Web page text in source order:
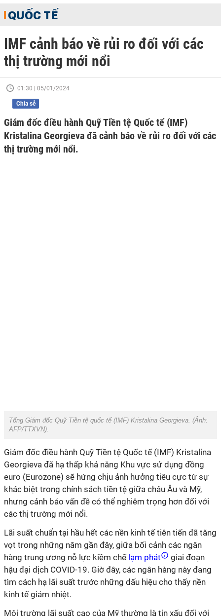
QUỐC TẾ
IMF cảnh báo về rủi ro đối với các
thị trường mới nổi
01:30 | 05/01/2024
Chia sẻ
Giám đốc điều hành Quỹ Tiền tệ Quốc tế (IMF)
Kristalina Georgieva đã cảnh báo về rủi ro đối với các
thị trường mới nổi.
Tổng Giám đốc Quỹ Tiền tệ quốc tế (IMF) Kristalina Georgieva. (Ảnh:
AFP/TTXVN).
Giám đốc điều hành Quỹ Tiền tệ Quốc tế (IMF) Kristalina
Georgieva đã hạ thấp khả năng Khu vực sử dụng đồng
euro (Eurozone) sẽ hứng chịu ảnh hưởng tiêu cực từ sự
khác biệt trong chính sách tiền tệ giữa châu Âu và Mỹ,
nhưng cảnh báo vấn đề có thể nghiêm trọng hơn đối với
các thị trường mới nổi.
Lãi suất chuẩn tại hầu hết các nền kinh tế tiên tiến đã tăng
vọt trong những năm gần đây, giữa bối cảnh các ngân
hàng trung ương nỗ lực kiềm chếlạm phát
giai đoạn
hậu đại dịch COVID-19. Giờ đây, các ngân hàng này đang
tìm cách hạ lãi suất trước những dấu hiệu cho thấy nền
kinh tế giảm nhiệt.
Môi trường lãi suất cao của Mỹ thường là tin xấu đối với